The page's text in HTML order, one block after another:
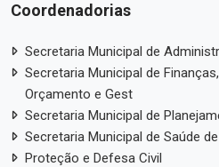
Coordenadorias
Secretaria Municipal de
Secretaria Municipal de
Orçamento e Gest
Secretaria Municipal de
Secretaria Municipal de Saúde
Proteção e Defesa Civil